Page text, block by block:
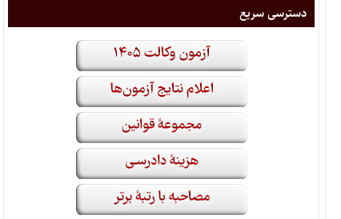
دسترسی سریع